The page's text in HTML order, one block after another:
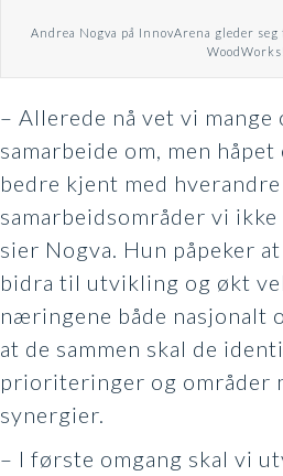
Andrea Nogva på InnovArena gleder
WoodWorks!
– Allerede nå vet vi mange
samarbeide om, men
bedre kjent med
samarbeidsområder vi
sier Nogva. Hun påpeker
bidra til utvikling og økt
næringene både nasjonalt
at de sammen skal de
prioriteringer og områder
synergier.
– I første omgang skal vi